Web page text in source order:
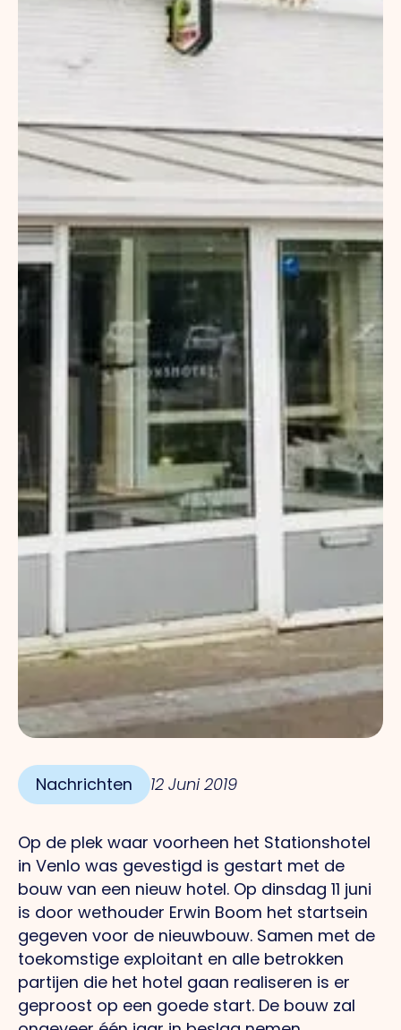
Nachrichten 12 Juni 2019
Op de plek waar voorheen het Stationshotel
in Venlo was gevestigd is gestart met de
bouw van een nieuw hotel. Op dinsdag 11 juni
is door wethouder Erwin Boom het startsein
gegeven voor de nieuwbouw. Samen met de
toekomstige exploitant en alle betrokken
partijen die het hotel gaan realiseren is er
geproost op een goede start. De bouw zal